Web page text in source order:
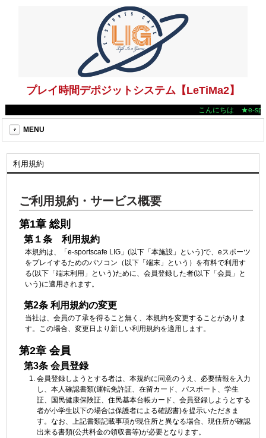
プレイ時間デポジットシステム【LeTiMa2】
こんにちは ★e-
MENU
利用規約
ご利用規約・サービス概要
第1章 総則
第１条 利用規約
本規約は、「e-sportscafe LIG」(以下「本施設」という)で、eスポーツ
をプレイするためのパソコン（以下「端末」という）を有料で利用す
る(以下「端末利用」という)ために、会員登録した者(以下「会員」と
いう)に適用されます。
第2条 利用規約の変更
当社は、会員の了承を得ること無く、本規約を変更することがありま
す。この場合、変更日より新しい利用規約を適用します。
第2章 会員
第3条 会員登録
会員登録しようとする者は、本規約に同意のうえ、必要情報を入力
し、本人確認書類(運転免許証、在留カード、パスポート、学生
証、国民健康保険証、住民基本台帳カード、会員登録しようとする
者が小学生以下の場合は保護者による確認書)を提示いただきま
す。なお、上記書類記載事項が現住所と異なる場合、現住所が確認
出来る書類(公共料金の領収書等)が必要となります。